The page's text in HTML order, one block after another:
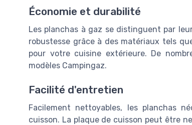
Économie et durabilité
Les planchas à gaz se distinguent par
robustesse grâce à des matériaux tels
pour votre cuisine extérieure. De
modèles Campingaz.
Facilité d'entretien
Facilement nettoyables, les planchas
cuisson. La plaque de cuisson peut être